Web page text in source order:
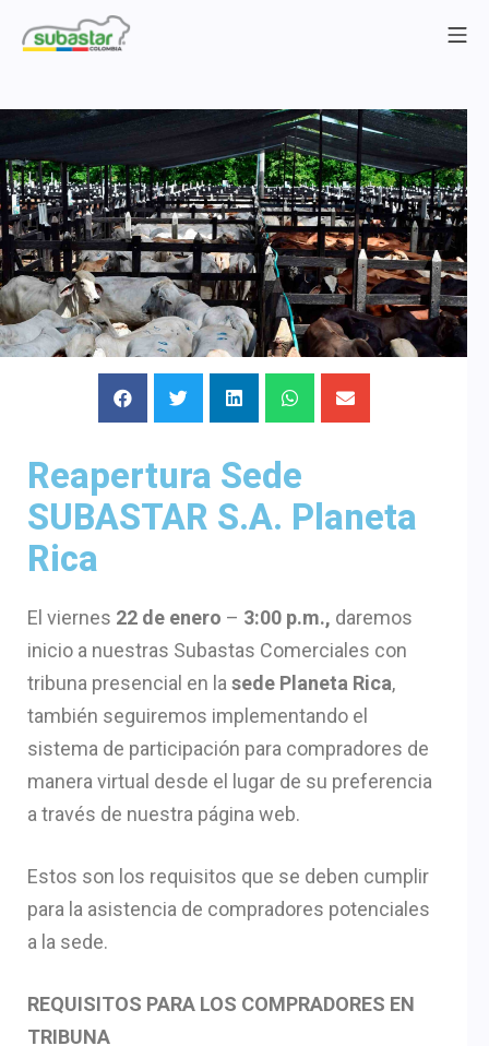
Reapertura Sede
SUBASTAR S.A. Planeta
Rica
El viernes 22 de enero – 3:00 p.m., daremos
inicio a nuestras Subastas Comerciales con
tribuna presencial en la sede Planeta Rica,
también seguiremos implementando el
sistema de participación para compradores de
manera virtual desde el lugar de su preferencia
a través de nuestra página web.
Estos son los requisitos que se deben cumplir
para la asistencia de compradores potenciales
a la sede.
REQUISITOS PARA LOS COMPRADORES EN
TRIBUNA